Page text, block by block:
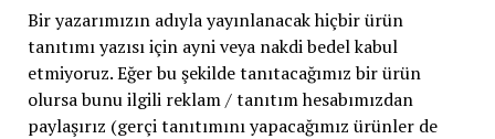
Bir yazarımızın adıyla yayınlanacak hiçbir ürün
tanıtımı yazısı için ayni veya nakdi bedel kabul
etmiyoruz. Eğer bu şekilde tanıtacağımız bir ürün
olursa bunu ilgili reklam / tanıtım hesabımızdan
paylaşırız (gerçi tanıtımını yapacağımız ürünler de